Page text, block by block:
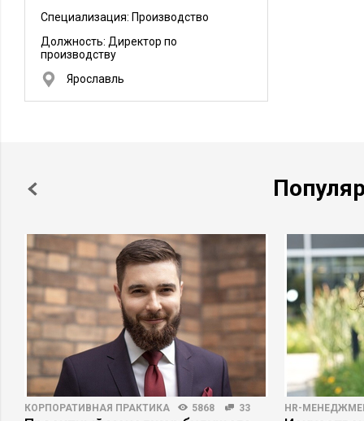
Специализация: Производство
Должность: Директор по
производству
Ярославль
КОРПОРАТИВНАЯ ПРАКТИКА 5868 33 HR-